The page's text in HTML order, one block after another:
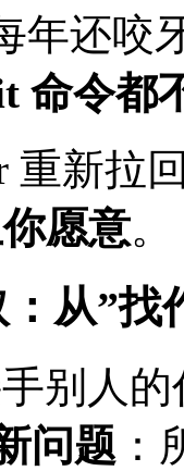
年还咬
命令都
重新
愿意。
从”找
手别人
问题 ：